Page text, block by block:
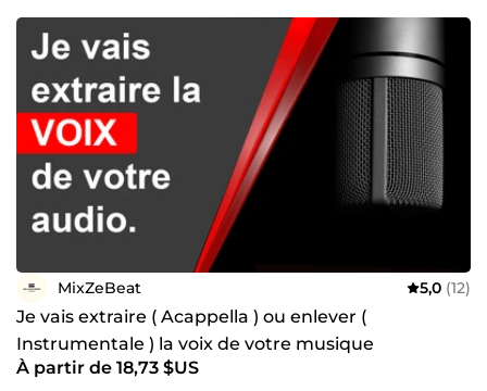
MixZeBeat 5,0 (12)
Je vais extraire ( Acappella ) ou enlever (
Instrumentale ) la voix de votre musique
À partir de 18,73 $US